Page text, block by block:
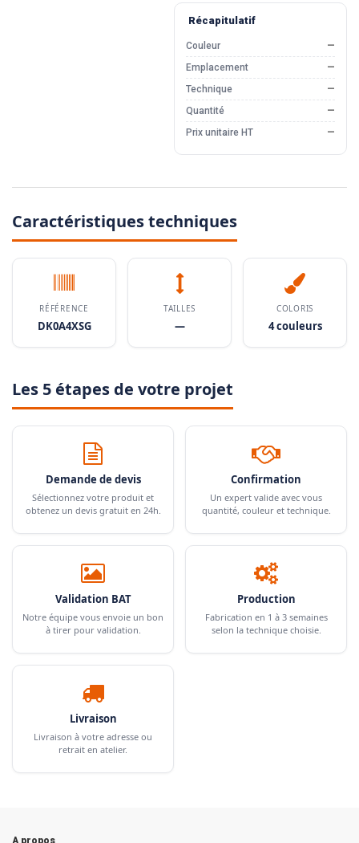
Récapitulatif
Couleur
—
Emplacement
—
Technique
—
Quantité
—
Prix unitaire HT
—
Caractéristiques techniques
RÉFÉRENCE
DK0A4XSG
TAILLES
—
COLORIS
4 couleurs
Les 5 étapes de votre projet
Demande de devis
Sélectionnez votre produit et
obtenez un devis gratuit en 24h.
Confirmation
Un expert valide avec vous
quantité, couleur et technique.
Validation BAT
Notre équipe vous envoie un bon
à tirer pour validation.
Production
Fabrication en 1 à 3 semaines
selon la technique choisie.
Livraison
Livraison à votre adresse ou
retrait en atelier.